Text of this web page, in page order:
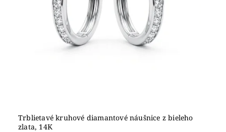
Trblietavé kruhové diamantové náušnice z bieleho
zlata, 14K